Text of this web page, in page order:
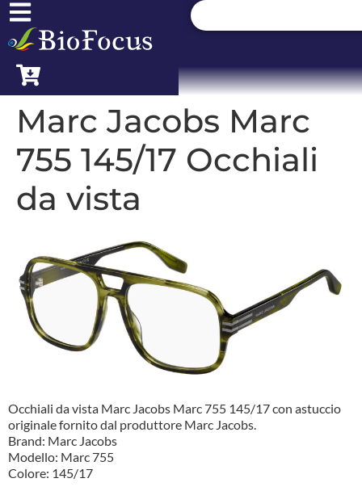
Marc Jacobs Marc
755 145/17 Occhiali
da vista
Occhiali da vista Marc Jacobs Marc 755 145/17 con astuccio
originale fornito dal produttore Marc Jacobs.
Brand: Marc Jacobs
Modello: Marc 755
Colore: 145/17